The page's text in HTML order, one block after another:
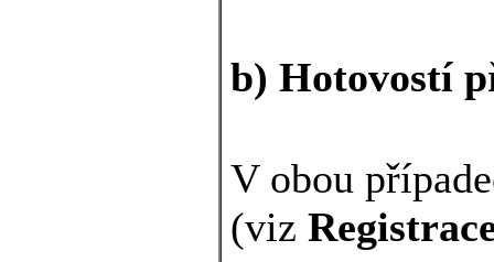
b) Hotovostí
V obou
(viz